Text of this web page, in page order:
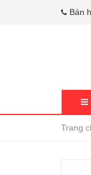
Bán
Trang